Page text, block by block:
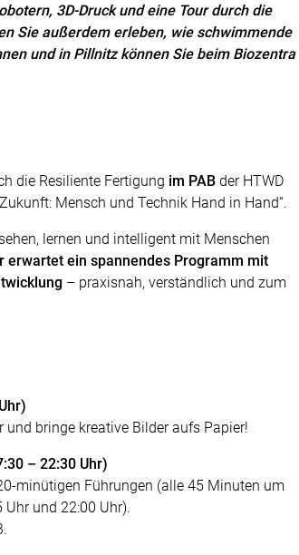
3D-Druck und eine Tour durch die
Sie außerdem erleben, wie schwimmende
und in Pillnitz können Sie beim Biozentra
die Resiliente Fertigung im PAB der HTWD
Mensch und Technik Hand in Hand“.
lernen und intelligent mit Menschen
erwartet ein spannendes Programm mit
– praxisnah, verständlich und zum
und bringe kreative Bilder aufs Papier!
– 22:30 Uhr)
minütigen Führungen (alle 45 Minuten um
Uhr und 22:00 Uhr).